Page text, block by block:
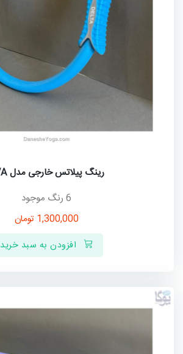
رینگ پیلاتس خارجی مدل EVA
6 رنگ موجود
1,300,000 تومان
افزودن به سبد خرید